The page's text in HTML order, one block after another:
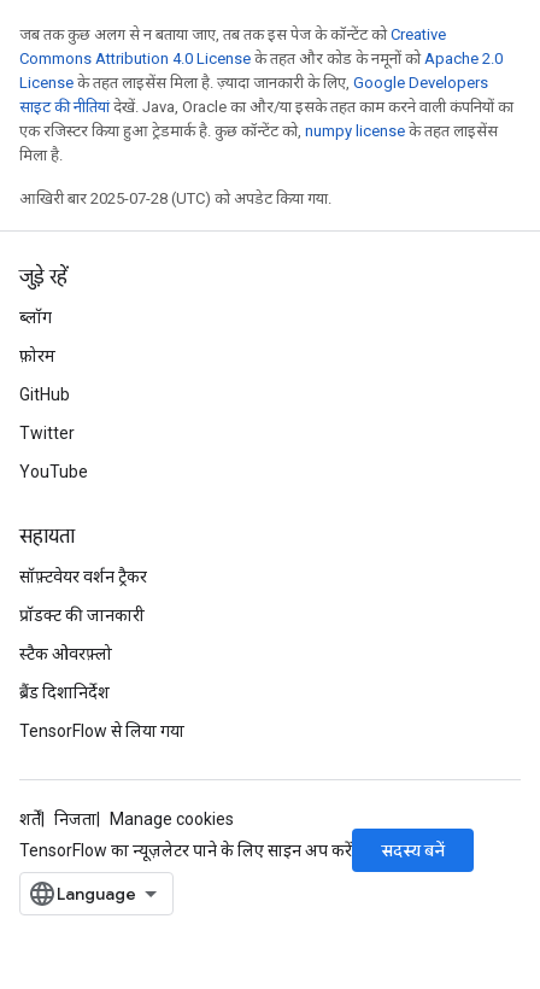
जब तक कुछ अलग से न बताया जाए, तब तक इस पेज के कॉन्टेंट कोCreative
Commons Attribution 4.0 License के तहत और कोड के नमूनों कोApache 2.0
License के तहत लाइसेंस मिला है. ज़्यादा जानकारी के लिए, Google Developers
साइट की नीतियांदेखें. Java, Oracle का और/या इसके तहत काम करने वाली कंपनियों का
एक रजिस्टर किया हुआ ट्रेडमार्क है. कुछ कॉन्टेंट को, numpy license के तहत लाइसेंस
मिला है.
आखिरी बार 2025-07-28 (UTC) को अपडेट किया गया.
जुड़े रहें
ब्लॉग
फ़ोरम
GitHub
Twitter
YouTube
सहायता
सॉफ़्टवेयर वर्शन ट्रैकर
प्रॉडक्ट की जानकारी
स्टैक ओवरफ़्लो
ब्रैंड दिशानिर्देश
TensorFlow से लिया गया
शर्तें निजता
Manage cookies
TensorFlow का न्यूज़लेटर पाने के लिए साइन अप करें
सदस्य बनें